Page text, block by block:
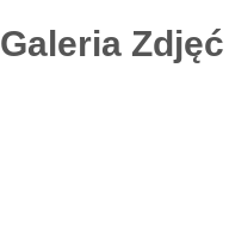
Galeria